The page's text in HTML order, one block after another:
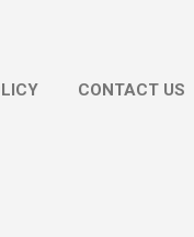
CONTACT US